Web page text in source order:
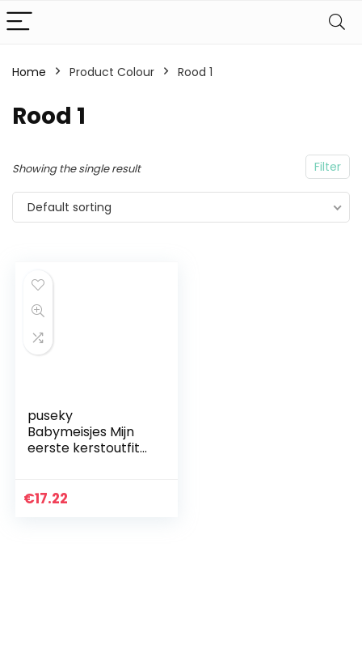
Home Product Colour Rood 1
Rood 1
Filter
Showing the single result
Default sorting
puseky
Babymeisjes Mijn
eerste kerstoutfit
Jurk Hoofdband
€17.22